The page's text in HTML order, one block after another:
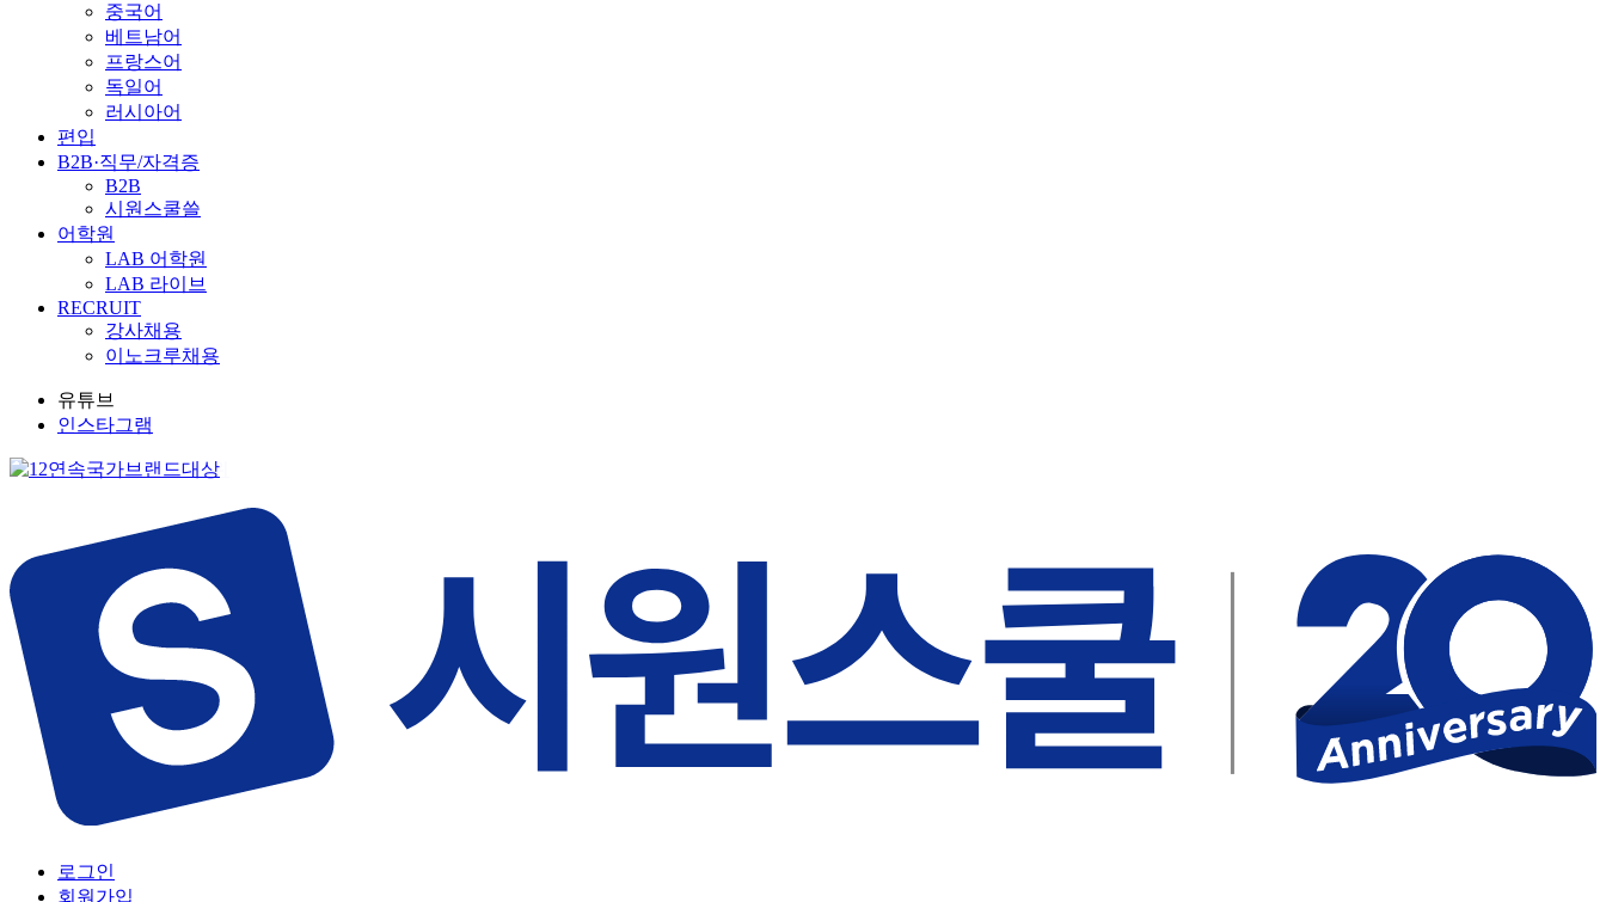
중국어
베트남어
프랑스어
독일어
러시아어
편입
B2B·직무/자격증
B2B
시원스쿨쓸
어학원
LAB 어학원
LAB 라이브
RECRUIT
강사채용
이노크루채용
유튜브
인스타그램
로그인
회원가입